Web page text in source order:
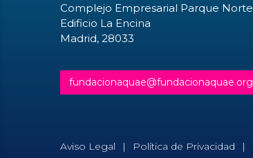
Complejo Empresarial Parque Norte
Edificio La Encina
Madrid, 28033
fundacionaquae@fundacionaquae.org
Aviso Legal Política de Privacidad